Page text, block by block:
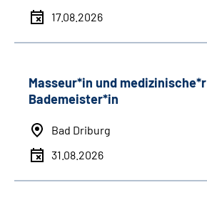
17.08.2026
Masseur*in und medizinische*r
Bademeister*in
Bad Driburg
31.08.2026